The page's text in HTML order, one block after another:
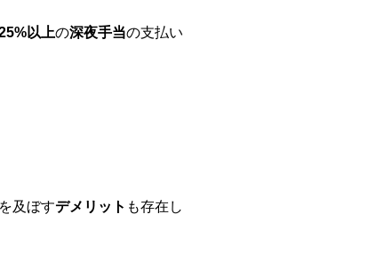
以上の深夜手当の支払い
及ぼすデメリット も存在し